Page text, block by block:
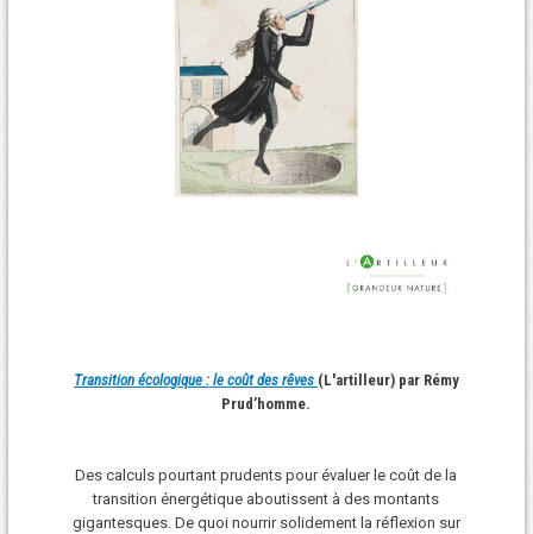
Transition écologique : le coût des rêves (L'artilleur) par Rémy
Prud’homme.
Des calculs pourtant prudents pour évaluer le coût de la
transition énergétique aboutissent à des montants
gigantesques. De quoi nourrir solidement la réflexion sur